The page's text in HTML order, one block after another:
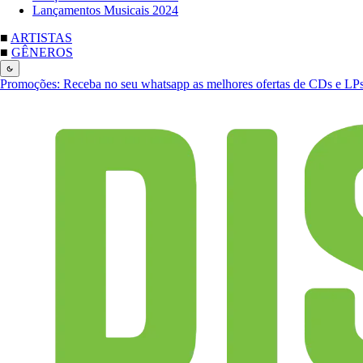
Lançamentos Musicais 2024
■ ARTISTAS
■ GÊNEROS
Promoções: Receba no seu whatsapp as melhores ofertas de CDs e